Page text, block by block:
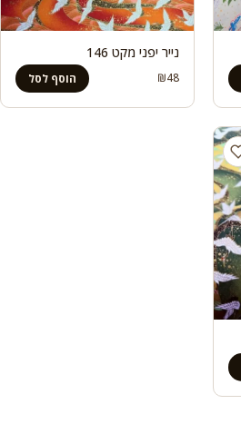
נייר יפני מקט 146
₪48 הוסף לסל